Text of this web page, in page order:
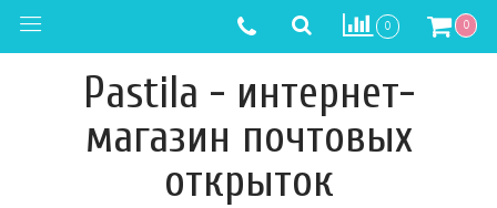
0 0
Pastila - интернет-
магазин почтовых
открыток